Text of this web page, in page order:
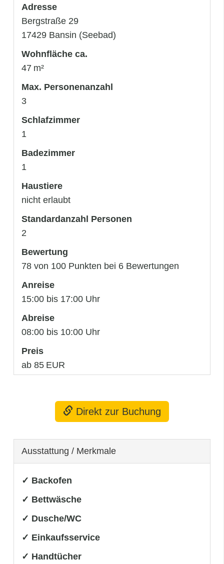
Adresse
Bergstraße 29
17429 Bansin (Seebad)
Wohnfläche ca.
47 m²
Max. Personenanzahl
3
Schlafzimmer
1
Badezimmer
1
Haustiere
nicht erlaubt
Standardanzahl Personen
2
Bewertung
78 von 100 Punkten bei 6 Bewertungen
Anreise
15:00 bis 17:00 Uhr
Abreise
08:00 bis 10:00 Uhr
Preis
ab 85 EUR
Direkt zur Buchung
Ausstattung / Merkmale
✓ Backofen
✓ Bettwäsche
✓ Dusche/WC
✓ Einkaufsservice
✓ Handtücher